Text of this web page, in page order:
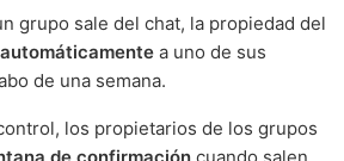
grupo sale del chat, la propiedad del
automáticamente a uno de sus
de una semana.
los propietarios de los grupos